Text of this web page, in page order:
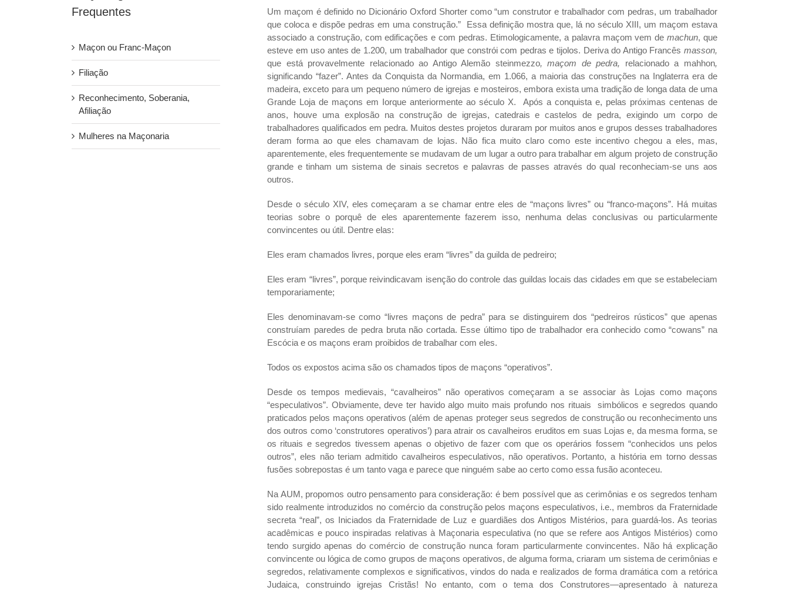
Um maçom é definido no Dicionário Oxford Shorter como “um construtor e trabalhador com pedras, um trabalhador
que coloca e dispõe pedras em uma construção.” Essa definição mostra que, lá no século XIII, um maçom estava
associado a construção, com edificações e com pedras. Etimologicamente, a palavra maçom vem demachun, que
esteve em uso antes de 1.200, um trabalhador que constrói com pedras e tijolos. Deriva do Antigo Francês masson,
que está provavelmente relacionado ao Antigo Alemão steinmezzo, maçom de pedra, relacionado a mahhon,
significando “fazer”. Antes da Conquista da Normandia, em 1.066, a maioria das construções na Inglaterra era de
madeira, exceto para um pequeno número de igrejas e mosteiros, embora exista uma tradição de longa data de uma
Grande Loja de maçons em Iorque anteriormente ao século X. Após a conquista e, pelas próximas centenas de
anos, houve uma explosão na construção de igrejas, catedrais e castelos de pedra, exigindo um corpo de
trabalhadores qualificados em pedra. Muitos destes projetos duraram por muitos anos e grupos desses trabalhadores
deram forma ao que eles chamavam de lojas. Não fica muito claro como este incentivo chegou a eles, mas,
aparentemente, eles frequentemente se mudavam de um lugar a outro para trabalhar em algum projeto de construção
grande e tinham um sistema de sinais secretos e palavras de passes através do qual reconheciam-se uns aos
outros.
Desde o século XIV, eles começaram a se chamar entre eles de “maçons livres” ou “franco-maçons”. Há muitas
teorias sobre o porquê de eles aparentemente fazerem isso, nenhuma delas conclusivas ou particularmente
convincentes ou útil. Dentre elas:
Eles eram chamados livres, porque eles eram “livres” da guilda de pedreiro;
Eles eram “livres”, porque reivindicavam isenção do controle das guildas locais das cidades em que se estabeleciam
temporariamente;
Eles denominavam-se como “livres maçons de pedra” para se distinguirem dos “pedreiros rústicos” que apenas
construíam paredes de pedra bruta não cortada. Esse último tipo de trabalhador era conhecido como “cowans” na
Escócia e os maçons eram proibidos de trabalhar com eles.
Todos os expostos acima são os chamados tipos de maçons “operativos”.
Desde os tempos medievais, “cavalheiros” não operativos começaram a se associar às Lojas como maçons
“especulativos”. Obviamente, deve ter havido algo muito mais profundo nos rituais simbólicos e segredos quando
praticados pelos maçons operativos (além de apenas proteger seus segredos de construção ou reconhecimento uns
dos outros como ‘construtores operativos’) para atrair os cavalheiros eruditos em suas Lojas e, da mesma forma, se
os rituais e segredos tivessem apenas o objetivo de fazer com que os operários fossem “conhecidos uns pelos
outros”, eles não teriam admitido cavalheiros especulativos, não operativos. Portanto, a história em torno dessas
fusões sobrepostas é um tanto vaga e parece que ninguém sabe ao certo como essa fusão aconteceu.
Na AUM, propomos outro pensamento para consideração: é bem possível que as cerimônias e os segredos tenham
sido realmente introduzidos no comércio da construção pelos maçons especulativos, i.e., membros da Fraternidade
secreta “real”, os Iniciados da Fraternidade de Luz e guardiães dos Antigos Mistérios, para guardá-los. As teorias
acadêmicas e pouco inspiradas relativas à Maçonaria especulativa (no que se refere aos Antigos Mistérios) como
tendo surgido apenas do comércio de construção nunca foram particularmente convincentes. Não há explicação
convincente ou lógica de como grupos de maçons operativos, de alguma forma, criaram um sistema de cerimônias e
segredos, relativamente complexos e significativos, vindos do nada e realizados de forma dramática com a retórica
Judaica, construindo igrejas Cristãs! No entanto, com o tema dos Construtores—apresentado à natureza
Frequentes
Maçon ou Franc-Maçon
Filiação
Reconhecimento, Soberania,
Afiliação
Mulheres na Maçonaria